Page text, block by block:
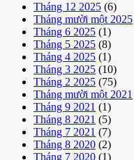
Tháng 12 2025 (6)
Tháng mười một 2025
Tháng 6 2025 (1)
Tháng 5 2025 (8)
Tháng 4 2025 (1)
Tháng 3 2025 (10)
Tháng 2 2025 (75)
Tháng mười một 2021
Tháng 9 2021 (1)
Tháng 8 2021 (5)
Tháng 7 2021 (7)
Tháng 8 2020 (2)
Tháng 7 2020 (1)